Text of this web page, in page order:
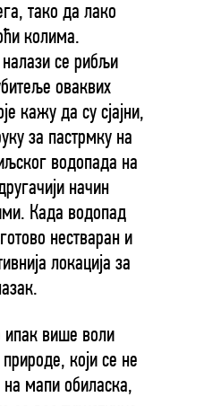
тако да лако
колима.
се рибљи
оваквих
кажу да су сјајни,
за пастрмку на
водопада на
начин
Када водопад
нестваран и
локација за
ипак више воли
који се не
на мапи обиласка,